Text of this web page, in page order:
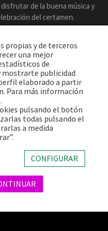
de la buena música y
del certamen.
en directo desde
gran convocatoria.
|Aviso legal|
propias y de terceros
una mejor
de
mostrarte publicidad
elaborado a partir
Para más información
.
pulsando el botón
todas pulsando el
a medida
CONFIGURAR